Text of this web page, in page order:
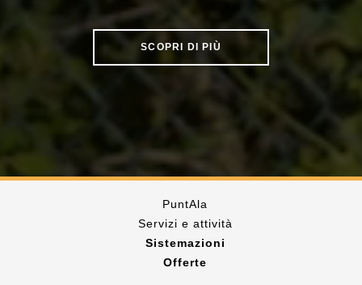
SCOPRI DI PIÙ
PuntAla
Servizi e attività
Sistemazioni
Offerte